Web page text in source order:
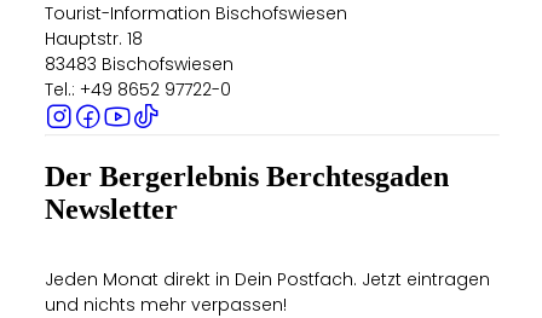
Tourist-Information Bischofswiesen
Hauptstr. 18
83483 Bischofswiesen
Tel.: +49 8652 97722-0
Der Bergerlebnis Berchtesgaden
Newsletter
Jeden Monat direkt in Dein Postfach. Jetzt eintragen
und nichts mehr verpassen!